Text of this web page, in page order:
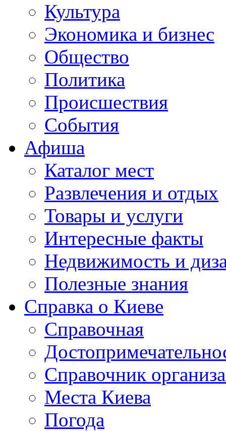
Культура
Экономика и бизнес
Общество
Политика
Происшествия
События
Афиша
Каталог мест
Развлечения и отдых
Товары и услуги
Интересные факты
Недвижимость и
Полезные знания
Справка о Киеве
Справочная
Справочник
Места Киева
Погода